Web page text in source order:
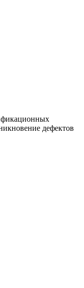
дефектов